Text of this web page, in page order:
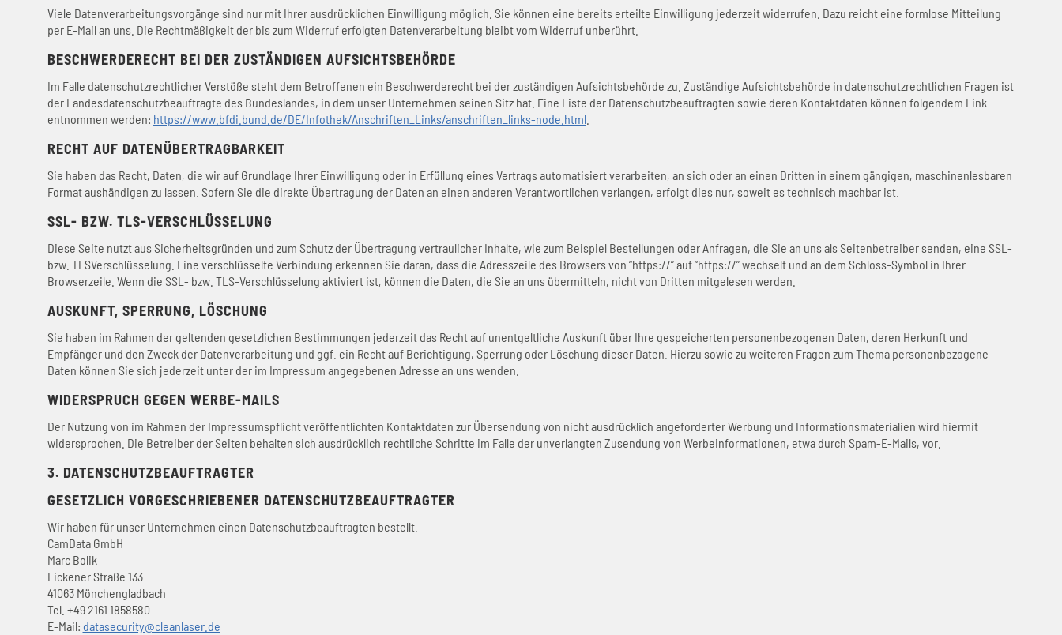
Viele Datenverarbeitungsvorgänge sind nur mit Ihrer ausdrücklichen Einwilligung möglich. Sie können eine bereits erteilte Einwilligung jederzeit widerrufen. Dazu reicht eine formlose Mitteilung
per E-Mail an uns. Die Rechtmäßigkeit der bis zum Widerruf erfolgten Datenverarbeitung bleibt vom Widerruf unberührt.
BESCHWERDERECHT BEI DER ZUSTÄNDIGEN AUFSICHTSBEHÖRDE
Im Falle datenschutzrechtlicher Verstöße steht dem Betroffenen ein Beschwerderecht bei der zuständigen Aufsichtsbehörde zu. Zuständige Aufsichtsbehörde in datenschutzrechtlichen Fragen ist
der Landesdatenschutzbeauftragte des Bundeslandes, in dem unser Unternehmen seinen Sitz hat. Eine Liste der Datenschutzbeauftragten sowie deren Kontaktdaten können folgendem Link
entnommen werden: https://www.bfdi.bund.de/DE/Infothek/Anschriften_Links/anschriften_links-node.html.
RECHT AUF DATENÜBERTRAGBARKEIT
Sie haben das Recht, Daten, die wir auf Grundlage Ihrer Einwilligung oder in Erfüllung eines Vertrags automatisiert verarbeiten, an sich oder an einen Dritten in einem gängigen, maschinenlesbaren
Format aushändigen zu lassen. Sofern Sie die direkte Übertragung der Daten an einen anderen Verantwortlichen verlangen, erfolgt dies nur, soweit es technisch machbar ist.
SSL- BZW. TLS-VERSCHLÜSSELUNG
Diese Seite nutzt aus Sicherheitsgründen und zum Schutz der Übertragung vertraulicher Inhalte, wie zum Beispiel Bestellungen oder Anfragen, die Sie an uns als Seitenbetreiber senden, eine SSL-
bzw. TLSVerschlüsselung. Eine verschlüsselte Verbindung erkennen Sie daran, dass die Adresszeile des Browsers von “https://” auf “https://” wechselt und an dem Schloss-Symbol in Ihrer
Browserzeile. Wenn die SSL- bzw. TLS-Verschlüsselung aktiviert ist, können die Daten, die Sie an uns übermitteln, nicht von Dritten mitgelesen werden.
AUSKUNFT, SPERRUNG, LÖSCHUNG
Sie haben im Rahmen der geltenden gesetzlichen Bestimmungen jederzeit das Recht auf unentgeltliche Auskunft über Ihre gespeicherten personenbezogenen Daten, deren Herkunft und
Empfänger und den Zweck der Datenverarbeitung und ggf. ein Recht auf Berichtigung, Sperrung oder Löschung dieser Daten. Hierzu sowie zu weiteren Fragen zum Thema personenbezogene
Daten können Sie sich jederzeit unter der im Impressum angegebenen Adresse an uns wenden.
WIDERSPRUCH GEGEN WERBE-MAILS
Der Nutzung von im Rahmen der Impressumspflicht veröffentlichten Kontaktdaten zur Übersendung von nicht ausdrücklich angeforderter Werbung und Informationsmaterialien wird hiermit
widersprochen. Die Betreiber der Seiten behalten sich ausdrücklich rechtliche Schritte im Falle der unverlangten Zusendung von Werbeinformationen, etwa durch Spam-E-Mails, vor.
3. DATENSCHUTZBEAUFTRAGTER
GESETZLICH VORGESCHRIEBENER DATENSCHUTZBEAUFTRAGTER
Wir haben für unser Unternehmen einen Datenschutzbeauftragten bestellt.
CamData GmbH
Marc Bolik
Eickener Straße 133
41063 Mönchengladbach
Tel. +49 2161 1858580
E-Mail: datasecurity@cleanlaser.de